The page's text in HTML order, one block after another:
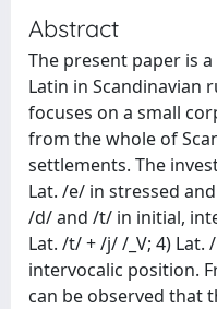
Abstract
The present paper is
Latin in Scandinavian
focuses on a small
from the whole of
settlements. The
Lat. /e/ in stressed
/d/ and /t/ in initial,
Lat. /t/ + /j/ /_V; 4)
intervocalic position.
can be observed that